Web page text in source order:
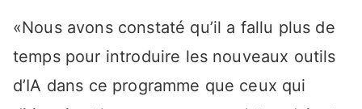
«Nous avons constaté qu’il a fallu plus de
temps pour introduire les nouveaux outils
d’IA dans ce programme que ceux qui